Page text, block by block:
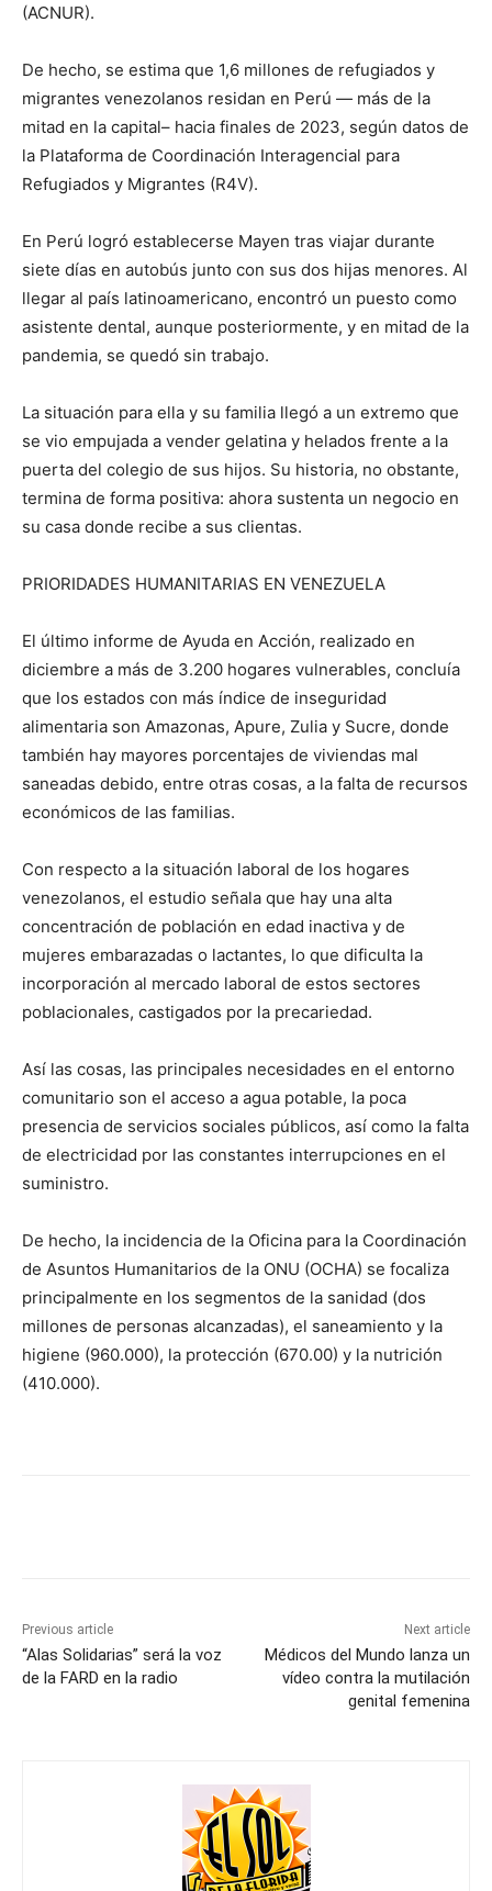
(ACNUR).
De hecho, se estima que 1,6 millones de refugiados y
migrantes venezolanos residan en Perú — más de la
mitad en la capital– hacia finales de 2023, según datos de
la Plataforma de Coordinación Interagencial para
Refugiados y Migrantes (R4V).
En Perú logró establecerse Mayen tras viajar durante
siete días en autobús junto con sus dos hijas menores. Al
llegar al país latinoamericano, encontró un puesto como
asistente dental, aunque posteriormente, y en mitad de la
pandemia, se quedó sin trabajo.
La situación para ella y su familia llegó a un extremo que
se vio empujada a vender gelatina y helados frente a la
puerta del colegio de sus hijos. Su historia, no obstante,
termina de forma positiva: ahora sustenta un negocio en
su casa donde recibe a sus clientas.
PRIORIDADES HUMANITARIAS EN VENEZUELA
El último informe de Ayuda en Acción, realizado en
diciembre a más de 3.200 hogares vulnerables, concluía
que los estados con más índice de inseguridad
alimentaria son Amazonas, Apure, Zulia y Sucre, donde
también hay mayores porcentajes de viviendas mal
saneadas debido, entre otras cosas, a la falta de recursos
económicos de las familias.
Con respecto a la situación laboral de los hogares
venezolanos, el estudio señala que hay una alta
concentración de población en edad inactiva y de
mujeres embarazadas o lactantes, lo que dificulta la
incorporación al mercado laboral de estos sectores
poblacionales, castigados por la precariedad.
Así las cosas, las principales necesidades en el entorno
comunitario son el acceso a agua potable, la poca
presencia de servicios sociales públicos, así como la falta
de electricidad por las constantes interrupciones en el
suministro.
De hecho, la incidencia de la Oficina para la Coordinación
de Asuntos Humanitarios de la ONU (OCHA) se focaliza
principalmente en los segmentos de la sanidad (dos
millones de personas alcanzadas), el saneamiento y la
higiene (960.000), la protección (670.00) y la nutrición
(410.000).
Previous article
“Alas Solidarias” será la voz
de la FARD en la radio
Next article
Médicos del Mundo lanza un
vídeo contra la mutilación
genital femenina